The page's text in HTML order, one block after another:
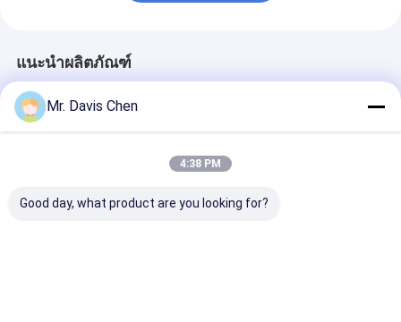
แนะนำผลิตภัณฑ์
Mr. Davis Chen
4:38 PM
Good day, what product are you looking for?